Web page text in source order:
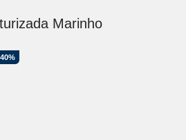
Marinho
40%